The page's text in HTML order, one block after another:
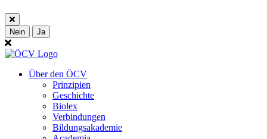
Nein Ja
Über den ÖCV
Prinzipien
Geschichte
Biolex
Verbindungen
Bildungsakademie